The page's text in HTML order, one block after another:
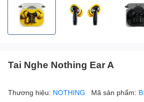
Tai Nghe Nothing Ear A
Thương hiệu: NOTHING Mã sản phẩm: